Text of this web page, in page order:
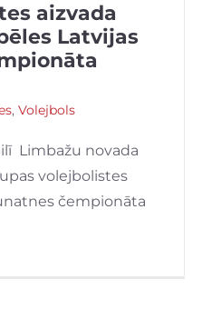
aizvada
Latvijas
, Volejbols
Limbažu novada
volejbolistes
čempionāta